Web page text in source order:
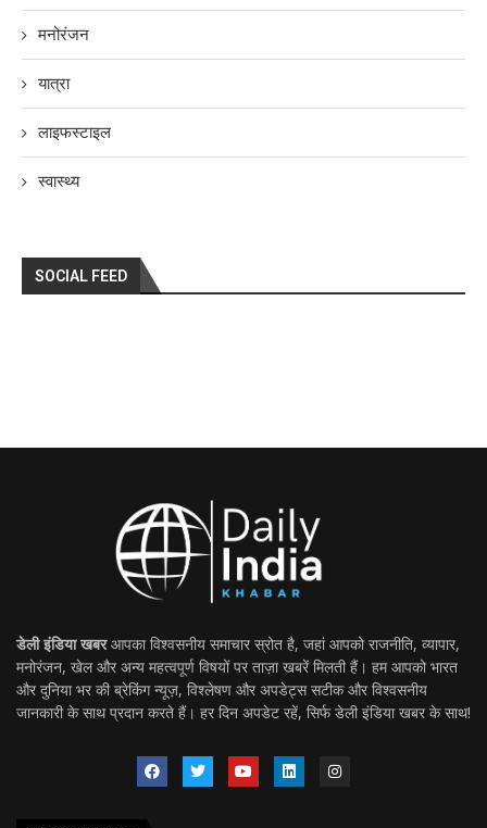
मनोरंजन
यात्रा
लाइफस्टाइल
स्वास्थ्य
SOCIAL FEED
डेली इंडिया खबरआपका विश्वसनीय समाचार स्रोत है, जहां आपको राजनीति, व्यापार,
मनोरंजन, खेल और अन्य महत्वपूर्ण विषयों पर ताज़ा खबरें मिलती हैं। हम आपको भारत
और दुनिया भर की ब्रेकिंग न्यूज़, विश्लेषण और अपडेट्स सटीक और विश्वसनीय
जानकारी के साथ प्रदान करते हैं। हर दिन अपडेट रहें, सिर्फ डेली इंडिया खबर के साथ!